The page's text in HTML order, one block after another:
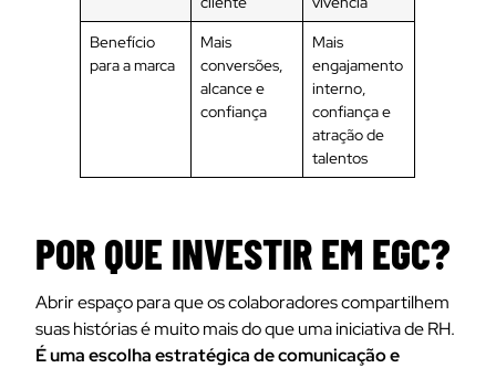
Benefício
para a marca
Mais
conversões,
alcance e
confiança
Mais
engajamento
interno,
confiança e
atração de
talentos
POR QUE INVESTIR EM EGC?
Abrir espaço para que os colaboradores compartilhem
suas histórias é muito mais do que uma iniciativa de RH.
É uma escolha estratégica de comunicação e